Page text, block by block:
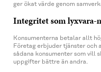
ger ökat värde genom
Integritet som lyxvara-
Konsumenterna betalar allt
Företag erbjuder tjänster och
sådana konsumenter som vill
uppgifter bättre än andra.